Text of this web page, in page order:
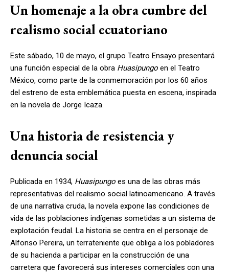
Un homenaje a la obra cumbre del
realismo social ecuatoriano
Este sábado, 10 de mayo, el grupo Teatro Ensayo presentará
una función especial de la obra Huasipungo en el Teatro
México, como parte de la conmemoración por los 60 años
del estreno de esta emblemática puesta en escena, inspirada
en la novela de Jorge Icaza.
Una historia de resistencia y
denuncia social
Publicada en 1934, Huasipungo es una de las obras más
representativas del realismo social latinoamericano. A través
de una narrativa cruda, la novela expone las condiciones de
vida de las poblaciones indígenas sometidas a un sistema de
explotación feudal. La historia se centra en el personaje de
Alfonso Pereira, un terrateniente que obliga a los pobladores
de su hacienda a participar en la construcción de una
carretera que favorecerá sus intereses comerciales con una